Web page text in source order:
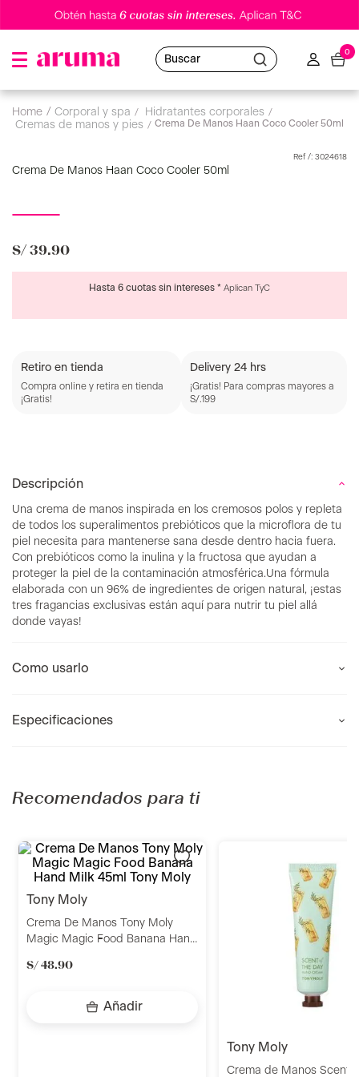
Buscar
0
corporal y spa
hidratantes corporales
cremas de manos y pies
Crema De Manos Haan Coco Cooler 50ml
: 3024618
Crema De Manos Haan Coco Cooler 50ml
S/ 39.90
Hasta 6 cuotas sin intereses * Aplican TyC
Retiro en tienda
Compra online y retira en tienda
¡Gratis!
Delivery 24 hrs
¡Gratis! Para compras mayores a
S/.199
Descripción
Una crema de manos inspirada en los cremosos polos y repleta
de todos los superalimentos prebióticos que la microflora de tu
piel necesita para mantenerse sana desde dentro hacia fuera.
Con prebióticos como la inulina y la fructosa que ayudan a
proteger la piel de la contaminación atmosférica.Una fórmula
elaborada con un 96% de ingredientes de origen natural, ¡estas
tres fragancias exclusivas están aquí para nutrir tu piel allá
donde vayas!
Como usarlo
Especificaciones
Recomendados para ti
tony moly
Crema de Manos Scent